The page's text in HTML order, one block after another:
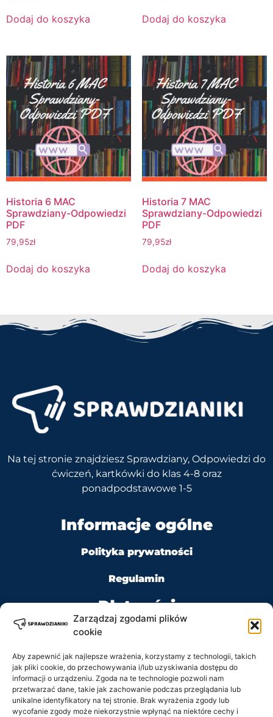
Zarządzaj zgodami plików
cookie
Aby zapewnić jak najlepsze wrażenia, korzystamy z technologii, takich
jak pliki cookie, do przechowywania i/lub uzyskiwania dostępu do
informacji o urządzeniu. Zgoda na te technologie pozwoli nam
przetwarzać dane, takie jak zachowanie podczas przeglądania lub
unikalne identyfikatory na tej stronie. Brak wyrażenia zgody lub
wycofanie zgody może niekorzystnie wpłynąć na niektóre cechy i
Dodaj do koszyka Dodaj do koszyka
Historia 6 MAC
Sprawdziany-Odpowiedzi
PDF
79,95zł
Dodaj do koszyka
Historia 7 MAC
Sprawdziany-Odpowiedzi
PDF
79,95zł
Dodaj do koszyka
Na tej stronie znajdziesz Sprawdziany, Odpowiedzi do
ćwiczeń, kartkówki do klas 4-8 oraz
ponadpodstawowe 1-5
Informacje ogólne
Polityka prywatności
Regulamin
Płatności
Kontakt
Tel: +48 728 484 484